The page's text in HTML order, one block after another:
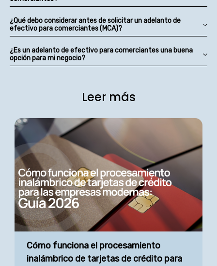
¿Qué debo considerar antes de solicitar un adelanto de
efectivo para comerciantes (MCA)?
¿Es un adelanto de efectivo para comerciantes una buena
opción para mi negocio?
Leer más
Cómo funciona el procesamiento
inalámbrico de tarjetas de crédito para